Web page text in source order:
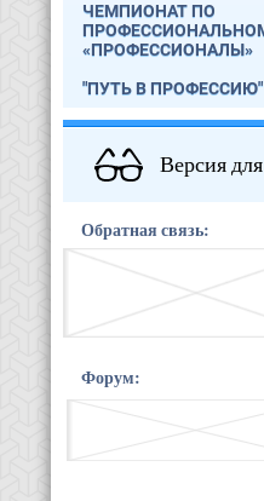
ЧЕМПИОНАТ ПО
«ПРОФЕССИОНАЛЫ»
"ПУТЬ В ПРОФЕССИЮ"
Версия
Обратная связь:
Форум: